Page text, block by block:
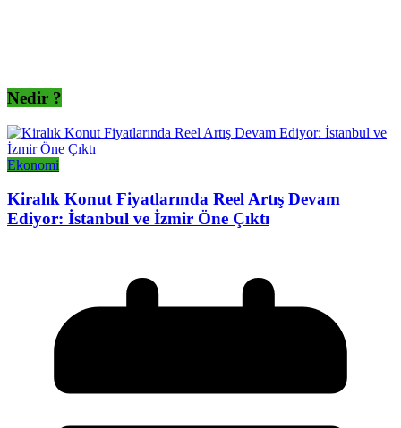
Nedir ?
Ekonomi
Kiralık Konut Fiyatlarında Reel Artış Devam
Ediyor: İstanbul ve İzmir Öne Çıktı